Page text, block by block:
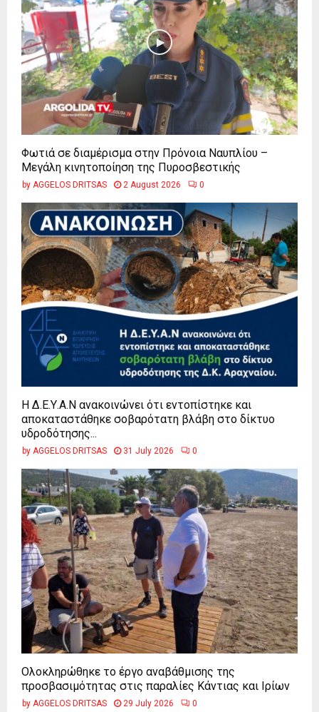
Φωτιά σε διαμέρισμα στην Πρόνοια Ναυπλίου –
Μεγάλη κινητοποίηση της Πυροσβεστικής
by AGGELOS DRITSAS 2 August 2026 0
Η Δ.Ε.Υ.Α.Ν ανακοινώνει ότι εντοπίστηκε και
αποκαταστάθηκε σοβαρότατη βλάβη στο δίκτυο
υδροδότησης...
by AGGELOS DRITSAS 31 July 2026 0
Ολοκληρώθηκε το έργο αναβάθμισης της
προσβασιμότητας στις παραλίες Κάντιας και Ιρίων
by AGGELOS DRITSAS 29 July 2026 0